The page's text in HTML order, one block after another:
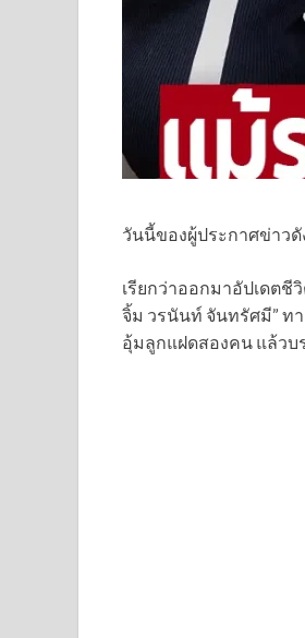
วันนี้ของผู้ประกาศข่าว
เรียกว่าออกมาอัปเดตชี
จิ้ม วรนันท์ จันทรัศมี” ท
อุ้มลูกแฝดสองคน แล้วบร